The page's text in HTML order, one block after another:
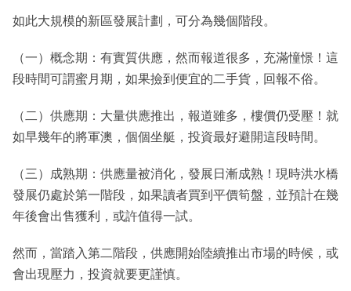
如此大規模的新區發展計劃，可分為幾個階段。
（一）概念期：有實質供應，然而報道很多，充滿憧憬！這
段時間可謂蜜月期，如果撿到便宜的二手貨，回報不俗。
（二）供應期：大量供應推出，報道雖多，樓價仍受壓！就
如早幾年的將軍澳，個個坐艇，投資最好避開這段時間。
（三）成熟期：供應量被消化，發展日漸成熟！現時洪水橋
發展仍處於第一階段，如果讀者買到平價筍盤，並預計在幾
年後會出售獲利，或許值得一試。
然而，當踏入第二階段，供應開始陸續推出市場的時候，或
會出現壓力，投資就要更謹慎。